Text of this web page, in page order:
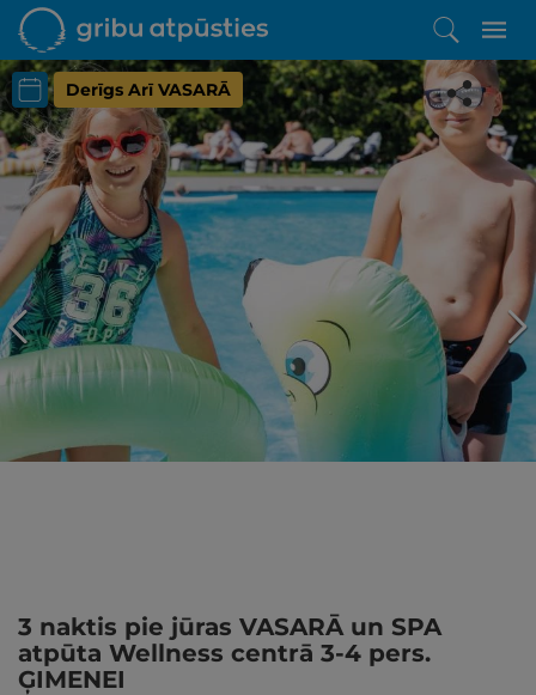
Derīgs Arī VASARĀ
Iepatikās šis piedāvājums?
Līdz brīnišķīgai atpūtai atlikuši tikai daži soļi
PĒRKU
3 naktis pie jūras VASARĀ un SPA
atpūta Wellness centrā 3-4 pers.
ĢIMENEI